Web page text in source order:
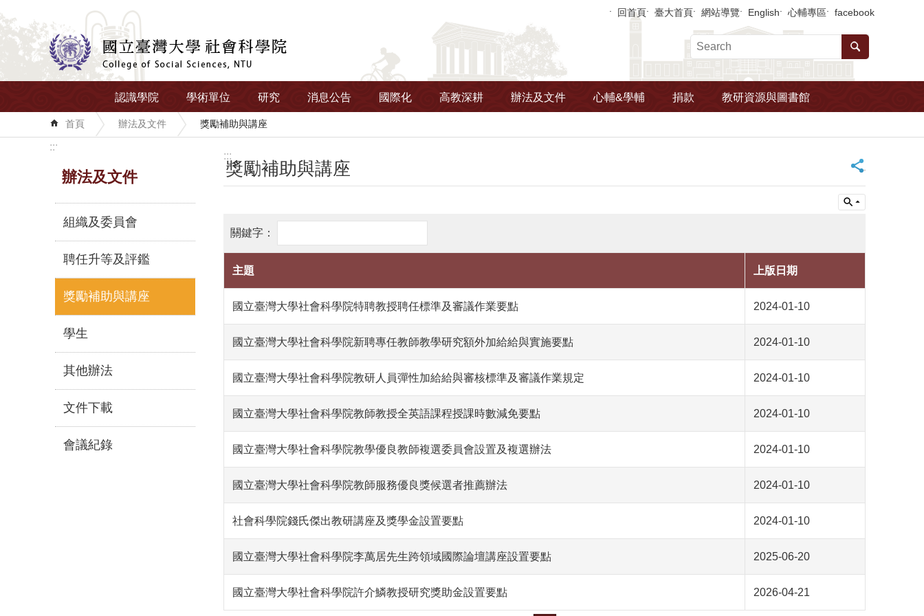
跳到主要內容區塊 回首頁 臺大首頁 網站導覽 English 心輔專區 facebook
認識學院 學術單位 研究 消息公告 國際化 高教深耕 辦法及文件 心輔&學輔 捐款 教研資源與圖書館
首頁 辦法及文件 獎勵補助與講座
:::
辦法及文件
組織及委員會
聘任升等及評鑑
獎勵補助與講座
學生
其他辦法
文件下載
會議紀錄
:::
獎勵補助與講座 _
主題 上版日期
國立臺灣大學社會科學院特聘教授聘任標準及審議作業要點 2024-01-10
國立臺灣大學社會科學院新聘專任教師教學研究額外加給給與實施要點 2024-01-10
國立臺灣大學社會科學院教研人員彈性加給給與審核標準及審議作業規定 2024-01-10
國立臺灣大學社會科學院教師教授全英語課程授課時數減免要點 2024-01-10
國立臺灣大學社會科學院教學優良教師複選委員會設置及複選辦法 2024-01-10
國立臺灣大學社會科學院教師服務優良獎候選者推薦辦法 2024-01-10
社會科學院錢氏傑出教研講座及獎學金設置要點 2024-01-10
國立臺灣大學社會科學院李萬居先生跨領域國際論壇講座設置要點 2025-06-20
國立臺灣大學社會科學院許介鱗教授研究獎助金設置要點 2026-04-21